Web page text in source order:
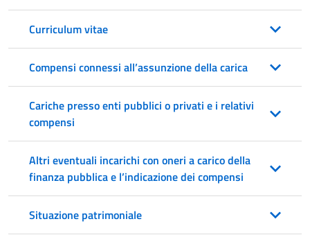
Curriculum vitae
Compensi connessi all’assunzione della carica
Cariche presso enti pubblici o privati e i relativi
compensi
Altri eventuali incarichi con oneri a carico della
finanza pubblica e l’indicazione dei compensi
Situazione patrimoniale